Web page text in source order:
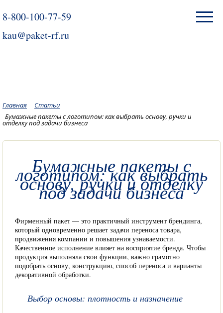
8-800-100-77-59
kau@paket-rf.ru
Главная
Статьи
Бумажные пакеты с логотипом: как выбрать основу, ручки и
отделку под задачи бизнеса
Бумажные пакеты с
логотипом: как выбрать
основу, ручки и отделку
под задачи бизнеса
Фирменный пакет — это практичный инструмент брендинга,
который одновременно решает задачи переноса товара,
продвижения компании и повышения узнаваемости.
Качественное исполнение влияет на восприятие бренда. Чтобы
продукция выполняла свои функции, важно грамотно
подобрать основу, конструкцию, способ переноса и варианты
декоративной обработки.
Выбор основы: плотность и назначение